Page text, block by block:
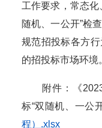
工作要求，常态化
随机、一公开”检
规范招投标各方
的招投标市场环境
附件：《2023
标“双随机、一公
程）.xlsx